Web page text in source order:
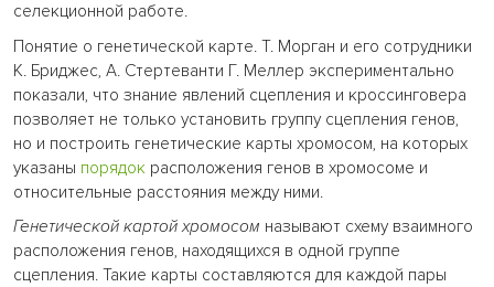
селекционной работе.
Понятие о генетической карте. Т. Морган и его сотрудники
К. Бриджес, А. Стертеванти Г. Меллер экспериментально
показали, что знание явлений сцепления и кроссинговера
позволяет не только установить группу сцепления генов,
но и построить генетические карты хромосом, на которых
указаны порядок расположения генов в хромосоме и
относительные расстояния между ними.
Генетической картой хромосом называют схему взаимного
расположения генов, находящихся в одной группе
сцепления. Такие карты составляются для каждой пары